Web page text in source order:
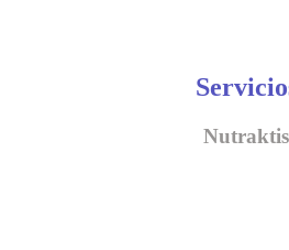
Nutraktis